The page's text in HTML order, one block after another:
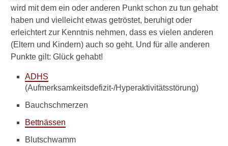
wird mit dem ein oder anderen Punkt schon zu tun gehabt
haben und vielleicht etwas getröstet, beruhigt oder
erleichtert zur Kenntnis nehmen, dass es vielen anderen
(Eltern und Kindern) auch so geht. Und für alle anderen
Punkte gilt: Glück gehabt!
ADHS
(Aufmerksamkeitsdefizit-/Hyperaktivitätsstörung)
Bauchschmerzen
Bettnässen
Blutschwamm
g
?
W
e
a
n
i
c
h
m